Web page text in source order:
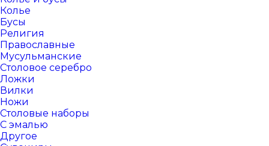
Колье
Бусы
Религия
Православные
Мусульманские
Столовое серебро
Ложки
Вилки
Ножи
Столовые наборы
С эмалью
Другое